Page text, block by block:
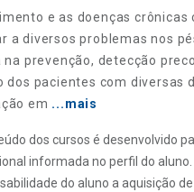
e as doenças crônicas
a diversos problemas nos
na prevenção, detecção
dos pacientes com diversas
em ...mais
dos cursos é desenvolvido
informada no perfil do aluno.
do aluno a aquisição